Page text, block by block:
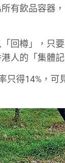
有飲品容器
回樽」，只
人的「集體記
只得14%，可